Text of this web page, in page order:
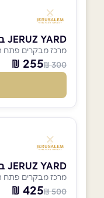
JERUZ YARD בוטיק היין
מרכז מבקרים פתח
300 ₪
255 ₪
JERUZ YARD בוטיק היין
מרכז מבקרים פתח
500 ₪
425 ₪